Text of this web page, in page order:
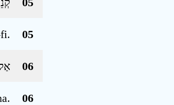
05
06
06